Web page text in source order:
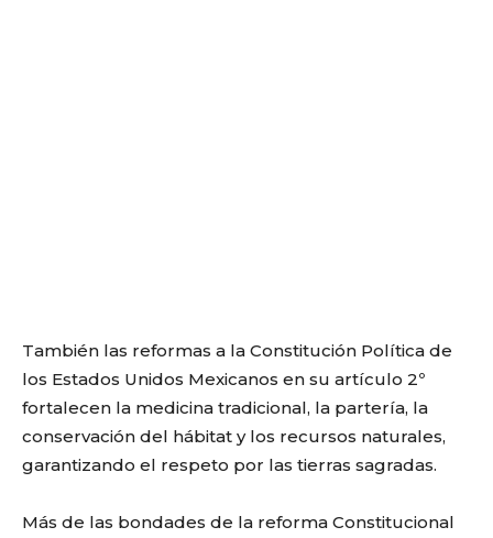
También las reformas a la Constitución Política de
los Estados Unidos Mexicanos en su artículo 2º
fortalecen la medicina tradicional, la partería, la
conservación del hábitat y los recursos naturales,
garantizando el respeto por las tierras sagradas.
Más de las bondades de la reforma Constitucional